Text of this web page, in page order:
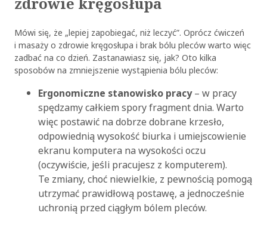
Mówi się, że „lepiej zapobiegać, niż leczyć”. Oprócz ćwiczeń
i masaży o zdrowie kręgosłupa i brak bólu pleców warto więc
zadbać na co dzień. Zastanawiasz się, jak? Oto kilka
sposobów na zmniejszenie wystąpienia bólu pleców:
Ergonomiczne stanowisko pracy– w pracy
spędzamy całkiem spory fragment dnia. Warto
więc postawić na dobrze dobrane krzesło,
odpowiednią wysokość biurka i umiejscowienie
ekranu komputera na wysokości oczu
(oczywiście, jeśli pracujesz z komputerem).
Te zmiany, choć niewielkie, z pewnością pomogą
utrzymać prawidłową postawę, a jednocześnie
uchronią przed ciągłym bólem pleców.
OK